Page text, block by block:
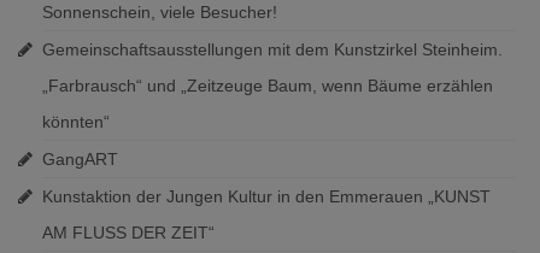
Sonnenschein, viele Besucher!
Gemeinschaftsausstellungen mit dem Kunstzirkel Steinheim.
„Farbrausch“ und „Zeitzeuge Baum, wenn Bäume erzählen
könnten“
GangART
Kunstaktion der Jungen Kultur in den Emmerauen „KUNST
AM FLUSS DER ZEIT“